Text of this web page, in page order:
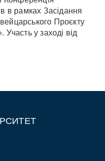
в рамках Засідання
Проєкту
Участь у заході від